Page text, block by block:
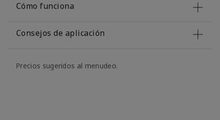
Cómo funciona
Consejos de aplicación
Precios sugeridos al menudeo.